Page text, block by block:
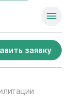
заявку